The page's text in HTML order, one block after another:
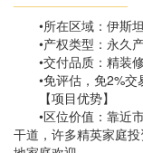
•所在区域：伊斯
•产权类型：永久
•交付品质：精装修
•免评估，免2%交
【项目优势】
•区位价值：靠近市
干道，许多精英家庭